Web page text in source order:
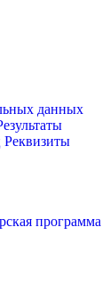
данных
Реквизиты
программа